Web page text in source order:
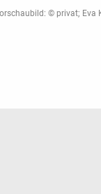
© privat; Eva